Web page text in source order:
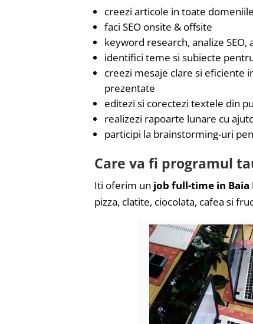
creezi articole in toate domeniile
faci SEO onsite & offsite
keyword research, analize
identifici teme si subiecte
creezi mesaje clare si eficiente
prezentate
editezi si corectezi textele din
realizezi rapoarte lunare cu
participi la brainstorming-uri
Care va fi programul
Iti oferim un job full-time in Baia
pizza, clatite, ciocolata, cafea si